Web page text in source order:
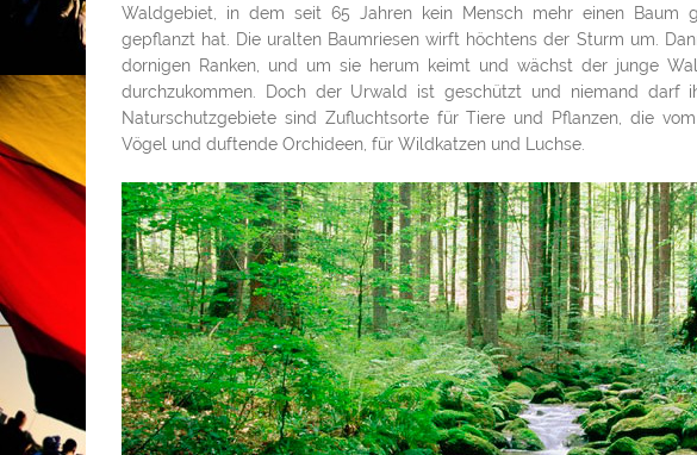
Waldgebiet, in dem seit 65 Jahren kein Mensch mehr einen Baum
gepflanzt hat. Die uralten Baumriesen wirft höchtens der Sturm um.
dornigen Ranken, und um sie herum keimt und wächst der junge
durchzukommen. Doch der Urwald ist geschützt und niemand darf
Naturschutzgebiete sind Zufluchtsorte für Tiere und Pflanzen, die
Vögel und duftende Orchideen, für Wildkatzen und Luchse.